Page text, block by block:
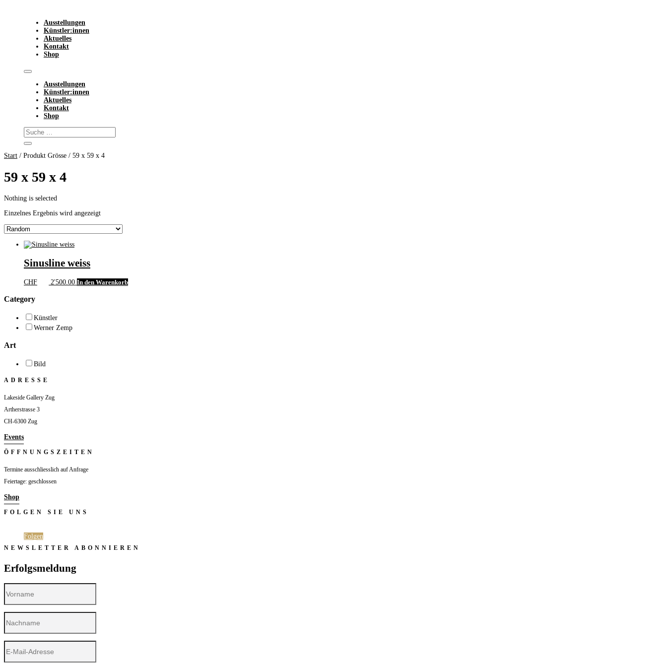
Ausstellungen
Künstler:innen
Aktuelles
Kontakt
Shop
Ausstellungen
Künstler:innen
Aktuelles
Kontakt
Shop
Start / Produkt Grösse / 59 x 59 x 4
59 x 59 x 4
Nothing is selected
Einzelnes Ergebnis wird angezeigt
Sinusline weiss
CHF 2'500.00 In den Warenkorb
Category
Künstler
Werner Zemp
Art
Bild
ADRESSE
Lakeside Gallery Zug
Artherstrasse 3
CH-6300 Zug
Events
ÖFFNUNGSZEITEN
Termine ausschliesslich auf Anfrage
Feiertage: geschlossen
Shop
FOLGEN SIE UNS
Folgen
NEWSLETTER ABONNIEREN
Erfolgsmeldung